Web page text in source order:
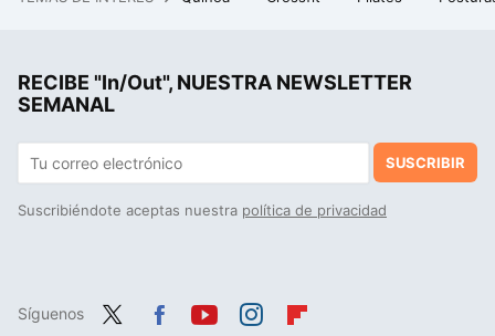
RECIBE "In/Out", NUESTRA NEWSLETTER
SEMANAL
SUSCRIBIR
Suscribiéndote aceptas nuestra política de privacidad
Síguenos